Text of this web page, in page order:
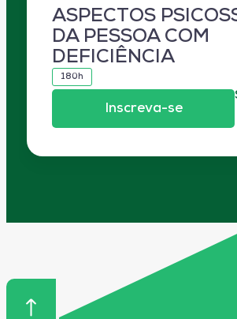
ASPECTOS
DA PESSOA COM
DEFICIÊNCIA
180h
Inscreva-se